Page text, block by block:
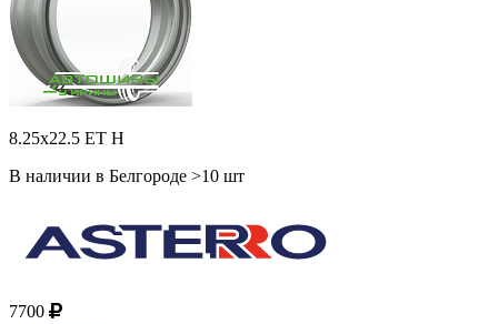
8.25x22.5 ET H
В наличии в Белгороде >10 шт
7700